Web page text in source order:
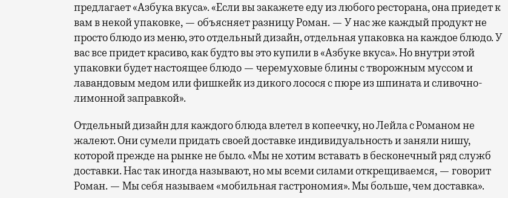
предлагает «Азбука вкуса». «Если вы закажете еду из любого ресторана, она приедет к
вам в некой упаковке, — объясняет разницу Роман. — У нас же каждый продукт не
просто блюдо из меню, это отдельный дизайн, отдельная упаковка на каждое блюдо. У
вас все придет красиво, как будто вы это купили в «Азбуке вкуса». Но внутри этой
упаковки будет настоящее блюдо — черемуховые блины с творожным муссом и
лавандовым медом или фишкейк из дикого лосося с пюре из шпината и сливочно-
лимонной заправкой».
Отдельный дизайн для каждого блюда влетел в копеечку, но Лейла с Романом не
жалеют. Они сумели придать своей доставке индивидуальность и заняли нишу,
которой прежде на рынке не было. «Мы не хотим вставать в бесконечный ряд служб
доставки. Нас так иногда называют, но мы всеми силами открещиваемся, — говорит
Роман. — Мы себя называем «мобильная гастрономия». Мы больше, чем доставка».